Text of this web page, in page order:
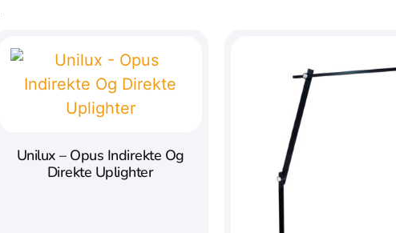
Unilux – Opus Indirekte Og
Direkte Uplighter